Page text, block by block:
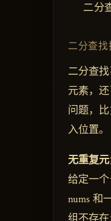
二分
二分查
二分查
元素，
问题，
入位置。
无重复
给定一
nums 和